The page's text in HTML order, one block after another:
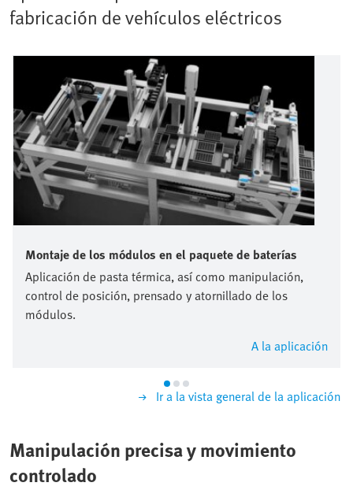
fabricación de vehículos eléctricos
Montaje de los módulos en el paquete de baterías
Aplicación de pasta térmica, así como manipulación,
control de posición, prensado y atornillado de los
módulos.
A la aplicación
Ir a la vista general de la aplicación
Manipulación precisa y movimiento
controlado